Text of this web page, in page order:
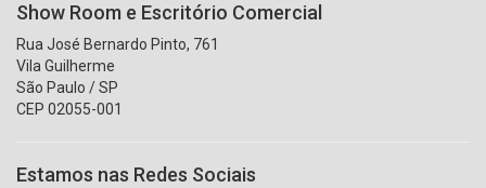
Show Room e Escritório Comercial
Rua José Bernardo Pinto, 761
Vila Guilherme
São Paulo / SP
CEP 02055-001
Estamos nas Redes Sociais